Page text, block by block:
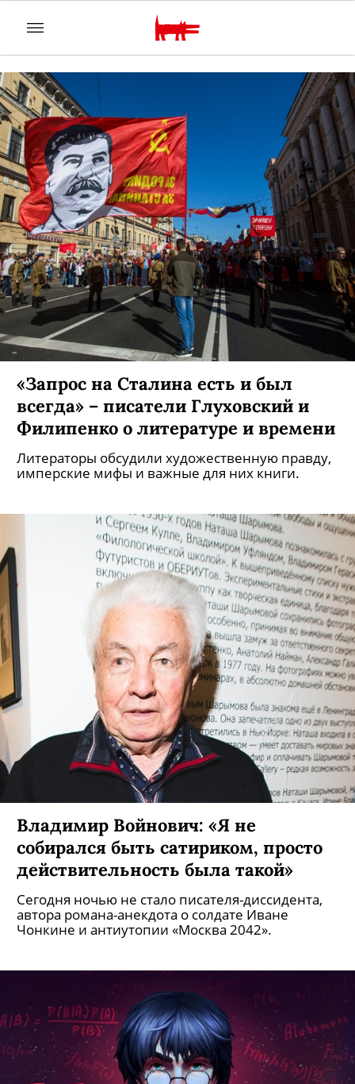
«Запрос на Сталина есть и был
всегда» – писатели Глуховский и
Филипенко о литературе и времени
Литераторы обсудили художественную правду,
имперские мифы и важные для них книги.
Владимир Войнович: «Я не
собирался быть сатириком, просто
действительность была такой»
Сегодня ночью не стало писателя-диссидента,
автора романа-анекдота о солдате Иване
Чонкине и антиутопии «Москва 2042».